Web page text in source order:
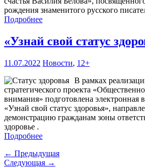
рождения знаменитого русского
Подробнее
«Узнай свой статус
11.07.2022 Новости, 12+
В рамках
стратегического проекта
внимания» подготовлена электронная
«Узнай свой статус здоровья»,
демонстрацию гражданам зоны
здоровье .
Подробнее
← Предыдущая
Следующая →